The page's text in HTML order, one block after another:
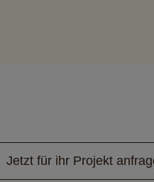
Jetzt für ihr Projekt